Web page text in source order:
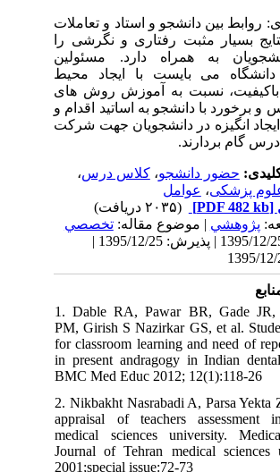
روابط بین دانشجو و استاد و تعاملات
بسیار مثبت رفتاری و نگرشی را
به همراه دارد. مسئولین
می­ بایست با ایجاد محیط
نسبت به آموزش روش­ های
و برخورد با دانشجو به اساتید اقدام و
انگیزه در دانشجویان جهت شرکت
گام بردارند.
حضور دانشجو،کلاس درس،
پزشکی،عوامل
پژوهشي| موضوع مقاله:تخصصي
دریافت: 1395/12/25 | پذیرش: 1395/12/25 |
1. Dable RA, Pawar BR, Gade
PM, Girish S Nazirkar GS, et al.
for classroom learning and need of
in present andragogy in Indian
BMC Med Educ 2012; 12(1):118-26
2. Nikbakht Nasrabadi A, Parsa
appraisal of teachers assessment
medical sciences university.
Journal of Tehran medical sciences
2001;special issue:72-73